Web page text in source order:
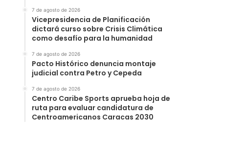
7 de agosto de 2026
Vicepresidencia de Planificación
dictará curso sobre Crisis Climática
como desafío para la humanidad
7 de agosto de 2026
Pacto Histórico denuncia montaje
judicial contra Petro y Cepeda
7 de agosto de 2026
Centro Caribe Sports aprueba hoja de
ruta para evaluar candidatura de
Centroamericanos Caracas 2030